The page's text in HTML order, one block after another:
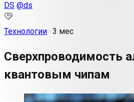
DS @ds
Технологии · 3 мес
Сверхпроводимость
квантовым чипам